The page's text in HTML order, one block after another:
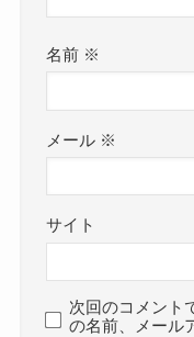
名前 ※
メール ※
サイト
次回のコメント
の名前、メール